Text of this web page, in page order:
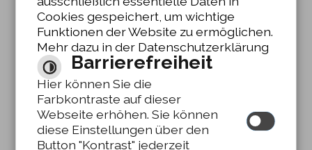
Cookies gespeichert, um wichtige
Funktionen der Website zu ermöglichen.
Mehr dazu in der Datenschutzerklärung
Barrierefreiheit
Hier können Sie die
Farbkontraste auf dieser
Webseite erhöhen. Sie können
diese Einstellungen über den
Button "Kontrast" jederzeit